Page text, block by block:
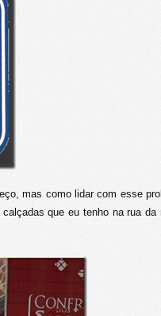
mas como lidar com esse
que eu tenho na rua